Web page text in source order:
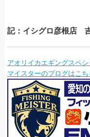
記：イシグロ彦根店
アオリイカエギングスペ
マイスターのブログはこち